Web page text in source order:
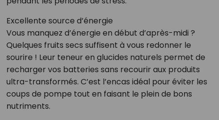
Excellente source d’énergie
Vous manquez d’énergie en début d’après-midi ?
Quelques fruits secs suffisent à vous redonner le
sourire ! Leur teneur en glucides naturels permet de
recharger vos batteries sans recourir aux produits
ultra-transformés. C’est l’encas idéal pour éviter les
coups de pompe tout en faisant le plein de bons
nutriments.